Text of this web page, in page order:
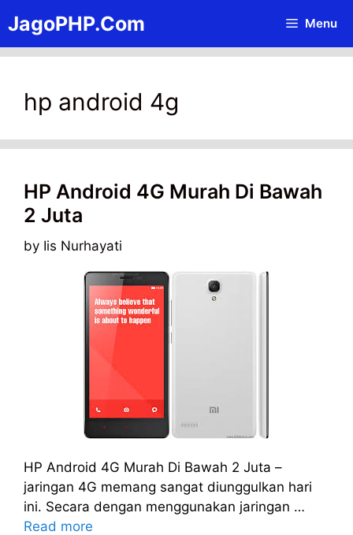
to
content
JagoPHP.Com Menu
hp android 4g
HP Android 4G Murah Di Bawah
2 Juta
by Iis Nurhayati
HP Android 4G Murah Di Bawah 2 Juta –
jaringan 4G memang sangat diunggulkan hari
ini. Secara dengan menggunakan jaringan …
Read more